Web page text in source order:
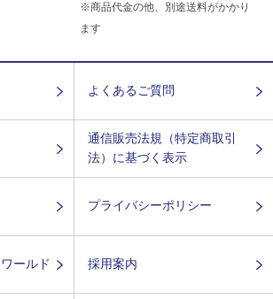
※商品代金の他、別途送料がかかり
ます
よくあるご質問
通信販売法規（特定商取引
法）に基づく表示
プライバシーポリシー
ールド 採用案内